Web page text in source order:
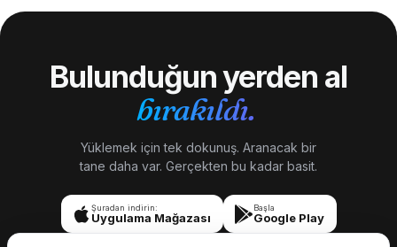
Kanada'nın 10 eyaletinin + 3 bölgesinin tamamında
Bulunduğun yerden al
bırakıldı.
Yüklemek için tek dokunuş. Aranacak bir
tane daha var. Gerçekten bu kadar basit.
Şuradan indirin:
Uygulama Mağazası
Başla
Google Play